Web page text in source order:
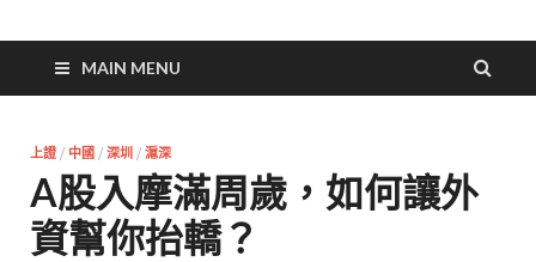
發現
好基
MAIN MENU
上證 / 中國 / 深圳 / 滬深
A股入摩滿周歲，如何讓外
資幫你抬轎？